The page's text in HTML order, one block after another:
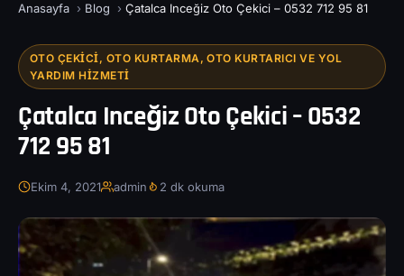
Anasayfa › Blog › Çatalca Inceğiz Oto Çekici – 0532 712 95 81
OTO ÇEKICI, OTO KURTARMA, OTO KURTARICI VE YOL
YARDIM HIZMETI
Çatalca Inceğiz Oto Çekici – 0532
712 95 81
Ekim 4, 2021 admin 2 dk okuma